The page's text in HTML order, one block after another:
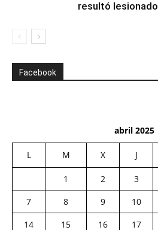
resultó lesionado
Facebook
abril 2025
L M X J
1 2 3
7
8 9 10
14
15 16 17